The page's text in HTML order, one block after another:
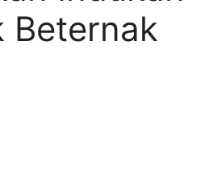
Beternak